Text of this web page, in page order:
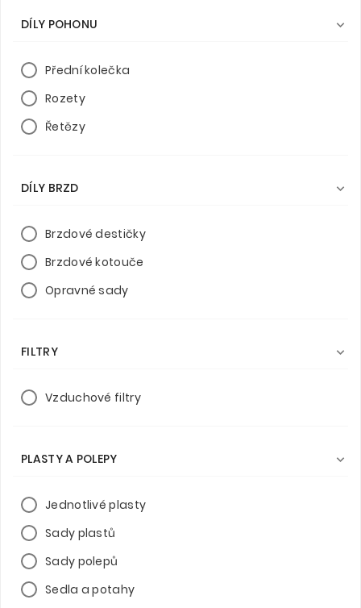
DÍLY POHONU 
Přední kolečka
Rozety
Řetězy
DÍLY BRZD 
Brzdové destičky
Brzdové kotouče
Opravné sady
FILTRY 
Vzduchové filtry
PLASTY A POLEPY 
Jednotlivé plasty
Sady plastů
Sady polepů
Sedla a potahy